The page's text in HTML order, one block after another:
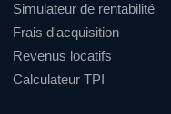
Simulateur de rentabilité
Frais d'acquisition
Revenus locatifs
Calculateur TPI